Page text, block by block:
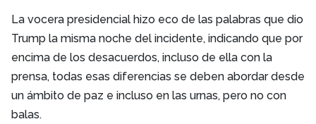
La vocera presidencial hizo eco de las palabras que dio
Trump la misma noche del incidente, indicando que por
encima de los desacuerdos, incluso de ella con la
prensa, todas esas diferencias se deben abordar desde
un ámbito de paz e incluso en las urnas, pero no con
balas.